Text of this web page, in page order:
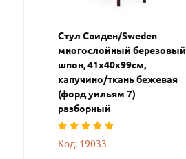
Стул Свиден/Sweden
многослойный березовый
шпон, 41х40х99см,
капучино/ткань бежевая
(форд уильям 7)
разборный
Код: 19033